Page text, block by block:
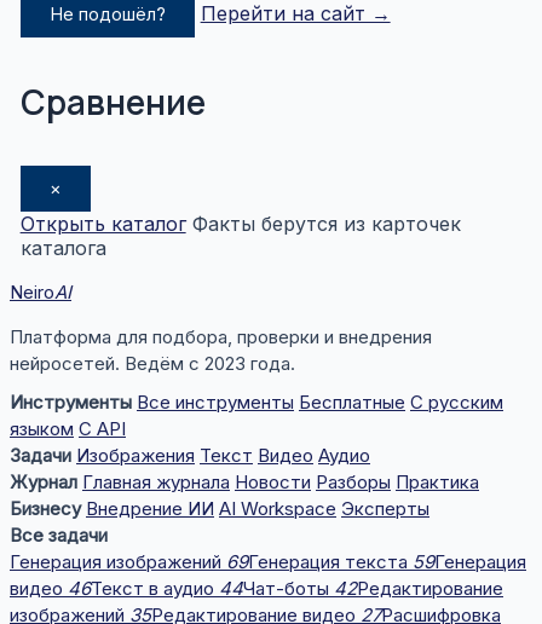
Не подошёл? Перейти на сайт →
Сравнение
×
Открыть каталог Факты берутся из карточек
каталога
NeiroAI
Платформа для подбора, проверки и внедрения
нейросетей. Ведём с 2023 года.
Инструменты Все инструменты Бесплатные С русским
языком С API
Задачи Изображения Текст Видео Аудио
Журнал Главная журнала Новости Разборы Практика
Бизнесу Внедрение ИИ AI Workspace Эксперты
Все задачи
Генерация изображений 69Генерация текста 59Генерация
видео 46Текст в аудио 44Чат-боты 42Редактирование
изображений 35Редактирование видео 27Расшифровка